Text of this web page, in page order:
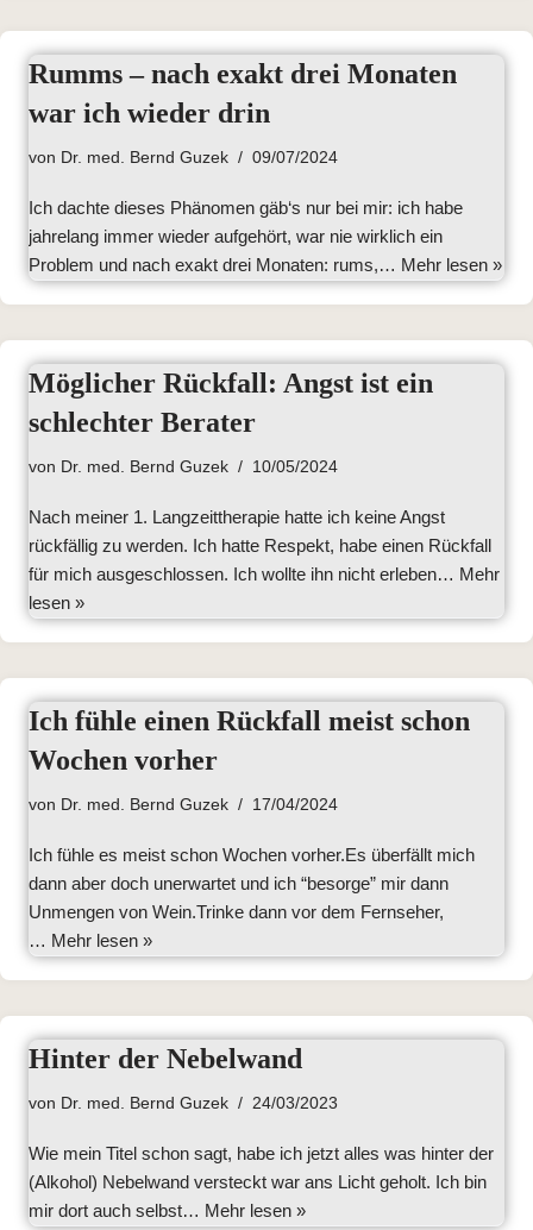
Rumms – nach exakt drei Monaten
war ich wieder drin
von Dr. med. Bernd Guzek 09/07/2024
Ich dachte dieses Phänomen gäb‘s nur bei mir: ich habe
jahrelang immer wieder aufgehört, war nie wirklich ein
Problem und nach exakt drei Monaten: rums,… Mehr lesen »
Möglicher Rückfall: Angst ist ein
schlechter Berater
von Dr. med. Bernd Guzek 10/05/2024
Nach meiner 1. Langzeittherapie hatte ich keine Angst
rückfällig zu werden. Ich hatte Respekt, habe einen Rückfall
für mich ausgeschlossen. Ich wollte ihn nicht erleben… Mehr
lesen »
Ich fühle einen Rückfall meist schon
Wochen vorher
von Dr. med. Bernd Guzek 17/04/2024
Ich fühle es meist schon Wochen vorher.Es überfällt mich
dann aber doch unerwartet und ich “besorge” mir dann
Unmengen von Wein.Trinke dann vor dem Fernseher,
… Mehr lesen »
Hinter der Nebelwand
von Dr. med. Bernd Guzek 24/03/2023
Wie mein Titel schon sagt, habe ich jetzt alles was hinter der
(Alkohol) Nebelwand versteckt war ans Licht geholt. Ich bin
mir dort auch selbst… Mehr lesen »